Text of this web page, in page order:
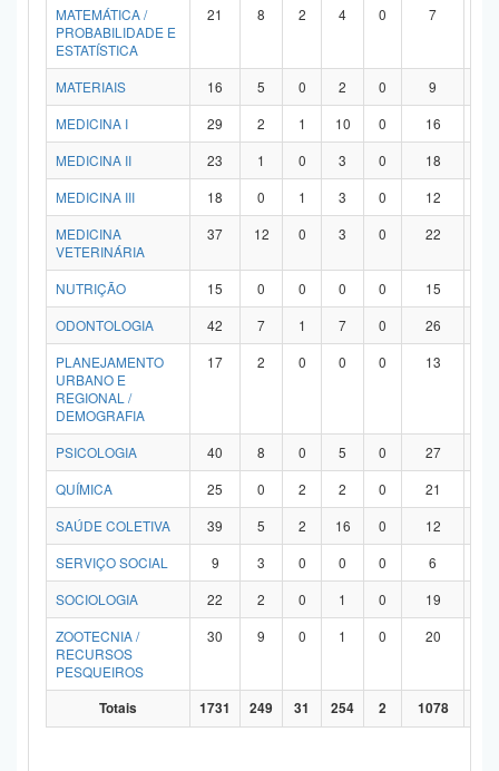
MATEMÁTICA /
PROBABILIDADE E
ESTATÍSTICA
21 8 2 4 0 7
MATERIAIS 16 5 0 2 0 9
MEDICINA I
29 2 1 10 0 16
MEDICINA II
23 1 0 3 0 18
MEDICINA III
18 0 1 3 0 12
MEDICINA
VETERINÁRIA
37 12 0 3 0 22
NUTRIÇÃO 15 0 0 0 0 15
ODONTOLOGIA
42 7 1 7 0 26
PLANEJAMENTO
URBANO E
REGIONAL /
DEMOGRAFIA
17 2 0 0 0 13
PSICOLOGIA 40 8 0 5 0 27
QUÍMICA
25 0 2 2 0 21
SAÚDE COLETIVA
39 5 2 16 0 12
SERVIÇO SOCIAL
9 3 0 0 0 6
SOCIOLOGIA
22 2 0 1 0 19
ZOOTECNIA /
RECURSOS
PESQUEIROS
30 9 0 1 0 20
Totais 1731 249 31 254 2 1078